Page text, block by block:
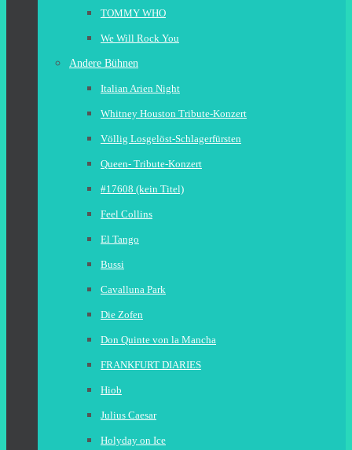
TOMMY WHO
We Will Rock You
Andere Bühnen
Italian Arien Night
Whitney Houston Tribute-Konzert
Völlig Losgelöst-Schlagerfürsten
Queen- Tribute-Konzert
#17608 (kein Titel)
Feel Collins
El Tango
Bussi
Cavalluna Park
Die Zofen
Don Quinte von la Mancha
FRANKFURT DIARIES
Hiob
Julius Caesar
Holyday on Ice